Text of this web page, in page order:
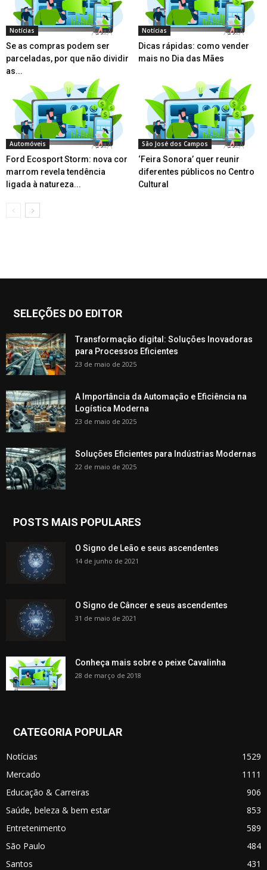
Notícias
Se as compras podem ser
parceladas, por que não dividir
as...
Notícias
Dicas rápidas: como vender
mais no Dia das Mães
Automóveis
Ford Ecosport Storm: nova cor
marrom revela tendência
ligada à natureza...
São José dos Campos
‘Feira Sonora’ quer reunir
diferentes públicos no Centro
Cultural
SELEÇÕES DO EDITOR
Transformação digital: Soluções Inovadoras
para Processos Eficientes
23 de maio de 2025
A Importância da Automação e Eficiência na
Logística Moderna
23 de maio de 2025
Soluções Eficientes para Indústrias Modernas
22 de maio de 2025
POSTS MAIS POPULARES
O Signo de Leão e seus ascendentes
14 de junho de 2021
O Signo de Câncer e seus ascendentes
31 de maio de 2021
Conheça mais sobre o peixe Cavalinha
28 de março de 2018
CATEGORIA POPULAR
Notícias
1529
Mercado
1111
Educação & Carreiras
906
Saúde, beleza & bem estar
853
Entretenimento
589
São Paulo
484
Santos
431